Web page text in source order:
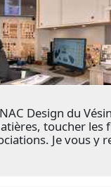
Design du
toucher les
Je vous y
pour parler de
idées en